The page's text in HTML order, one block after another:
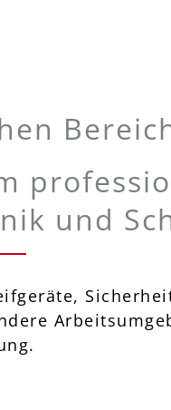
und